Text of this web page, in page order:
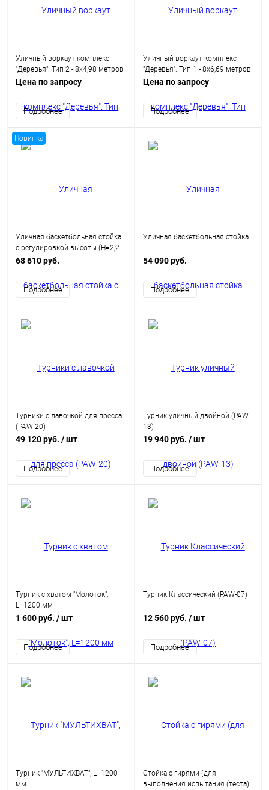
Уличный воркаут комплекс
"Деревья". Тип 2 - 8х4,98 метров
(40 кв.м.)
Цена по запросу
Подробнее
Уличный воркаут комплекс
"Деревья". Тип 1 - 8х6,69 метров
(53,5 кв.м.)
Цена по запросу
Подробнее
Новинка
Уличная баскетбольная стойка
с регулировкой высоты (H=2,2-
3,05 метра)
68 610 руб.
Подробнее
Уличная баскетбольная стойка
54 090 руб.
Подробнее
Турники с лавочкой для пресса
(PAW-20)
49 120 руб. / шт
Подробнее
Турник уличный двойной (PAW-
13)
19 940 руб. / шт
Подробнее
Турник с хватом "Молоток",
L=1200 мм
1 600 руб. / шт
Подробнее
Турник Классический (PAW-07)
12 560 руб. / шт
Подробнее
Турник "МУЛЬТИХВАТ", L=1200
мм
Стойка с гирями (для
выполнения испытания (теста)